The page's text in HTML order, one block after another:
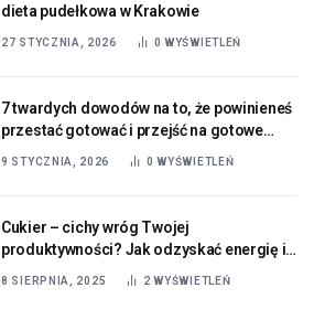
dieta pudełkowa w Krakowie
27 STYCZNIA, 2026 0WYŚWIETLEŃ
7 twardych dowodów na to, że powinieneś
przestać gotować i przejść na gotowe
menu
9 STYCZNIA, 2026 0WYŚWIETLEŃ
Cukier – cichy wróg Twojej
produktywności? Jak odzyskać energię i
koncentrację w ciągu dnia.
8 SIERPNIA, 2025 2WYŚWIETLEŃ